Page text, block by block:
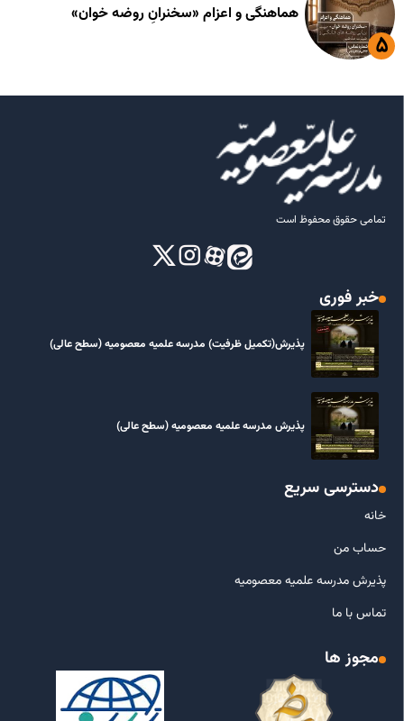
هماهنگی و اعزام «سخنرانِ روضه خوان»
تمامی حقوق محفوظ است
خبر فوری
پذیرش(تکمیل ظرفیت) مدرسه علمیه معصومیه‌ (سطح عالی)
پذیرش مدرسه علمیه معصومیه‌ (سطح عالی)
دسترسی سریع
خانه
حساب من
پذیرش مدرسه علمیه معصومیه
تماس با ما
مجوز ها